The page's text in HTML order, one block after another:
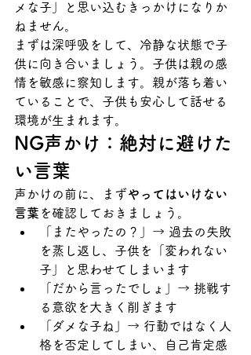
メな子」と思い込むきっかけになりか
ねません。
まずは深呼吸をして、冷静な状態で子
供に向き合いましょう。子供は親の感
情を敏感に察知します。親が落ち着い
ていることで、子供も安心して話せる
環境が生まれます。
NG声かけ：絶対に避けた
い言葉
声かけの前に、まずやってはいけない
言葉 を確認しておきましょう。
「またやったの？」→ 過去の失敗
を蒸し返し、子供を「変われない
子」と思わせてしまいます
「だから言ったでしょ」→ 挑戦す
る意欲を大きく削ぎます
「ダメな子ね」→ 行動ではなく人
格を否定してしまい、自己肯定感